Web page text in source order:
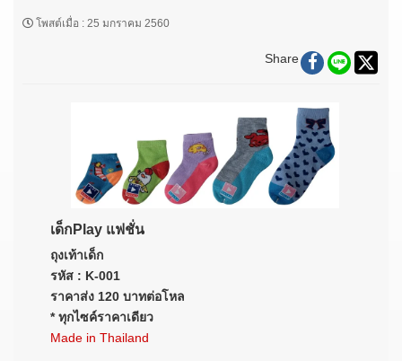
โพสต์เมื่อ : 25 มกราคม 2560
Share
เด็กPlay แฟชั่น
ถุงเท้าเด็ก
รหัส : K-001
ราคาส่ง 120 บาทต่อโหล
*ทุกไซค์ราคาเดียว
Made in Thailand